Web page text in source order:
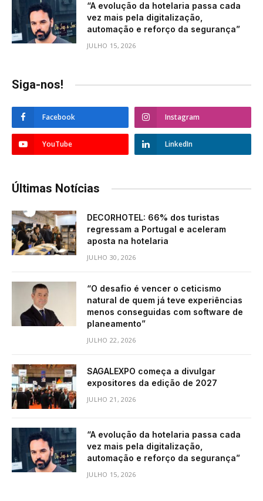
“A evolução da hotelaria passa cada
vez mais pela digitalização,
automação e reforço da segurança”
JULHO 15, 2026
Siga-nos!
Facebook Instagram
YouTube LinkedIn
Últimas Notícias
DECORHOTEL: 66% dos turistas
regressam a Portugal e aceleram
aposta na hotelaria
JULHO 30, 2026
“O desafio é vencer o ceticismo
natural de quem já teve experiências
menos conseguidas com software de
planeamento”
JULHO 22, 2026
SAGALEXPO começa a divulgar
expositores da edição de 2027
JULHO 21, 2026
“A evolução da hotelaria passa cada
vez mais pela digitalização,
automação e reforço da segurança”
JULHO 15, 2026